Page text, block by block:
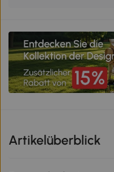
Artikelüberblick